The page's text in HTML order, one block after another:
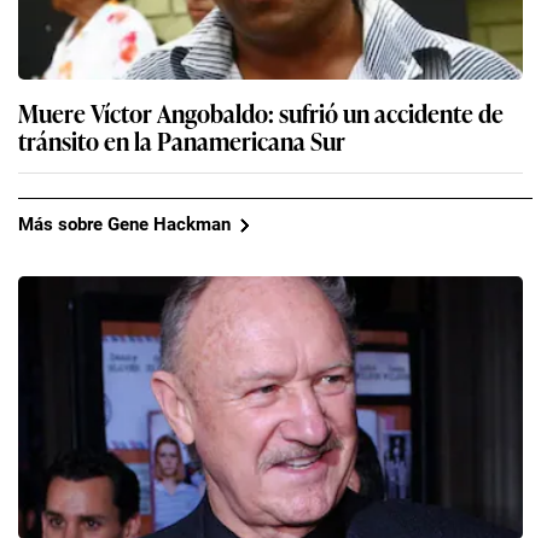
Muere Víctor Angobaldo: sufrió un accidente de
tránsito en la Panamericana Sur
Más sobre Gene Hackman